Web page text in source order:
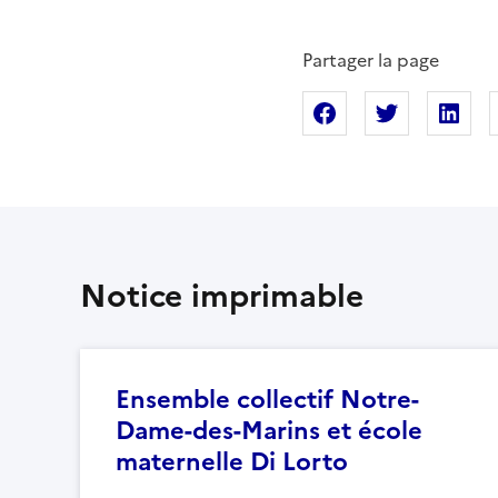
Partager la page
Partager surPartager
Notice imprimable
Ensemble collectif Notre-
Dame-des-Marins et école
maternelle Di Lorto